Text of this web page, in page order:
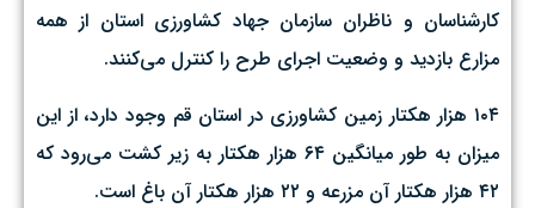
کارشناسان و ناظران سازمان جهاد کشاورزی استان از همه
مزارع بازدید و وضعیت اجرای طرح را کنترل می‌کنند.
۱۰۴ هزار هکتار زمین کشاورزی در استان قم وجود دارد، از این
میزان به طور میانگین ۶۴ هزار هکتار به زیر کشت می‌رود که
۴۲ هزار هکتار آن مزرعه و ۲۲ هزار هکتار آن باغ است.